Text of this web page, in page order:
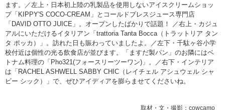
ます。／左上・日本初上陸の乳製品を使用しないアイスクリームショッ
プ「KIPPY'S COCO-CREAM」とコールドプレスジュース専門店
「DAVID OTTO JUICE」。オープンしたばかりで話題！ ／右上・カジュ
アルにいただけるイタリアン「trattoria Tanta Bocca（トラットリア タン
タ ポッカ）」。訪れた日も賑わっていましたよ。／左下・千駄ヶ谷小学
校付近は個性の光る飲食店が並びます。「ますだ製パン」のお隣にはベ
トナム料理の「Pho321(フォースリーツーワン)」。／右下・インテリア
は「RACHEL ASHWELL SABBY CHIC（レイチェル アシュウェル シャ
ビー シック）」で、ぜひアイディアを膨らませてくださいね。
取材・文・撮影：cowcamo